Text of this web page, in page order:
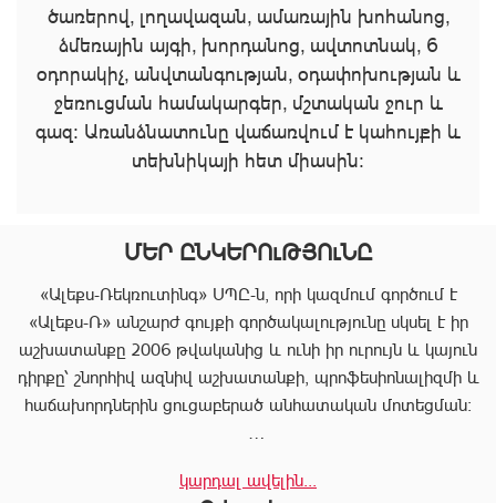
ծառերով, լողավազան, ամառային խոհանոց,
ձմեռային այգի, խորդանոց, ավտոտնակ, 6
օդորակիչ, անվտանգության, օդափոխության և
ջեռուցման համակարգեր, մշտական ջուր և
գազ։ Առանձնատունը վաճառվում է կահույքի և
տեխնիկայի հետ միասին։
ՄԵՐ ԸՆԿԵՐՈւԹՅՈւՆԸ
«Ալեքս-Ռեկռուտինգ» ՍՊԸ-ն, որի կազմում գործում է
«Ալեքս-Ռ» անշարժ գույքի գործակալությունը սկսել է իր
աշխատանքը 2006 թվականից և ունի իր ուրույն և կայուն
դիրքը՝ շնորհիվ ազնիվ աշխատանքի, պրոֆեսիոնալիզմի և
հաճախորդներին ցուցաբերած անհատական մոտեցման:
ամբողջական փաթեթ, որը թույլ է տալիս հաճախորդին
կարդալ ավելին...